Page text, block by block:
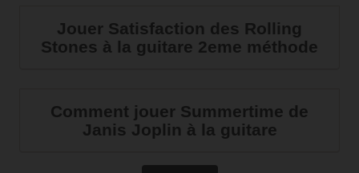
Jouer Satisfaction des Rolling
Stones à la guitare 2eme méthode
Comment jouer Summertime de
Janis Joplin à la guitare